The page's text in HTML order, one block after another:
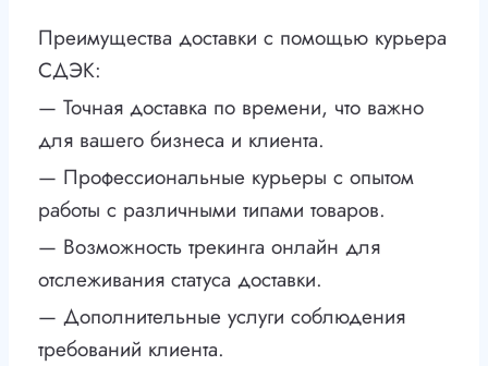
Преимущества доставки с помощью курьера
СДЭК:
— Точная доставка по времени, что важно
для вашего бизнеса и клиента.
— Профессиональные курьеры с опытом
работы с различными типами товаров.
— Возможность трекинга онлайн для
отслеживания статуса доставки.
— Дополнительные услуги соблюдения
требований клиента.